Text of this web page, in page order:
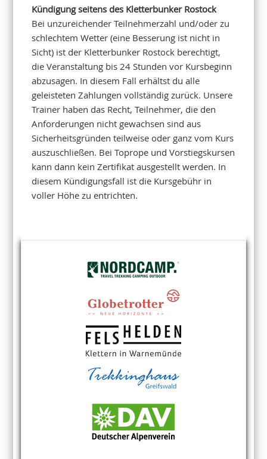
Kündigung seitens des Kletterbunker Rostock
Bei unzureichender Teilnehmerzahl und/oder zu
schlechtem Wetter (eine Besserung ist nicht in
Sicht) ist der Kletterbunker Rostock berechtigt,
die Veranstaltung bis 24 Stunden vor Kursbeginn
abzusagen. In diesem Fall erhältst du alle
geleisteten Zahlungen vollständig zurück. Unsere
Trainer haben das Recht, Teilnehmer, die den
Anforderungen nicht gewachsen sind aus
Sicherheitsgründen teilweise oder ganz vom Kurs
auszuschließen. Bei Toprope und Vorstiegskursen
kann dann kein Zertifikat ausgestellt werden. In
diesem Kündigungsfall ist die Kursgebühr in
voller Höhe zu entrichten.